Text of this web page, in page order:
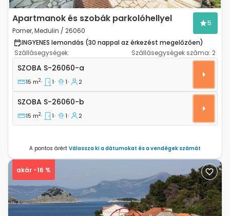
Apartmanok és szobák parkolóhellyel
Pomer, Medulin / 26060
5
INGYENES lemondás (30 nappal az érkezést megelőzően)
Szállásegységek:
Szállásegységek száma: 2
Szoba Pomer, Medulin S-26060-a
SZOBA S-26060-a
15 m2 1 1 2
Szoba S-26060-b
SZOBA S-26060-b
15 m2 1 1 2
A pontos árért Válassza ki a dátumokat és a vendégek számát
akár -16 %